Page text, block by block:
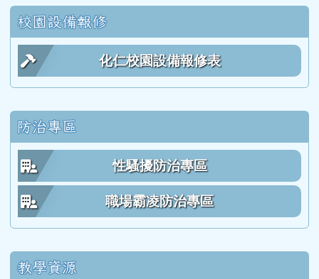
112學年度(113年6月)第54屆教師
111學年度(112年6月)第53屆乙班
111學年度(112年6月)第53屆教師
校園設備報修
化仁校園設備報修表
防治專區
性騷擾防治專區
職場霸凌防治專區
教學資源